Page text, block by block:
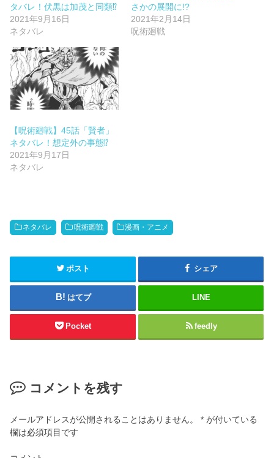
タバレ！伏黒は加茂と同類⁉
2021年9月16日
ネタバレ
さかの展開に!?
2021年2月14日
呪術廻戦
【呪術廻戦】45話「賢者」
ネタバレ！想定外の事態⁉
2021年9月17日
ネタバレ
ネタバレ 呪術廻戦 漫画・アニメ
ポスト シェア
はてブ LINE
Pocket feedly
コメントを残す
メールアドレスが公開されることはありません。 * が付いている
欄は必須項目です